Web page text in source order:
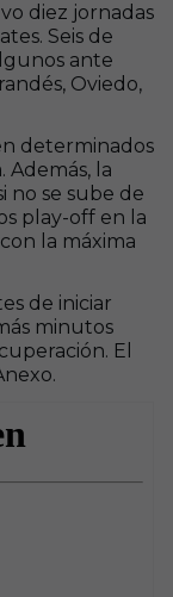
diez jornadas
Seis de
ante
Oviedo,
determinados
Además, la
no se sube de
play-off en la
la máxima
de iniciar
minutos
El